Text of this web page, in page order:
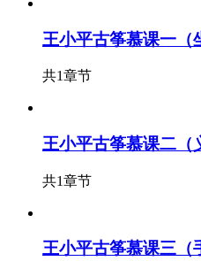
王小平古筝慕课一（
共1章节
王小平古筝慕课二（
共1章节
王小平古筝慕课三（